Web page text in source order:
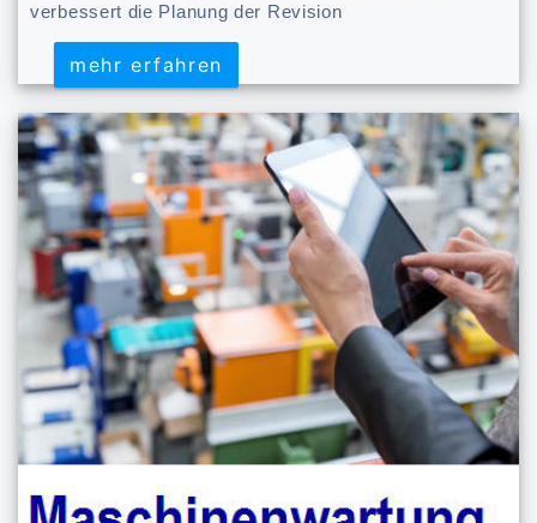
verbessert die Planung der Revision
mehr erfahren
mehr erfahren